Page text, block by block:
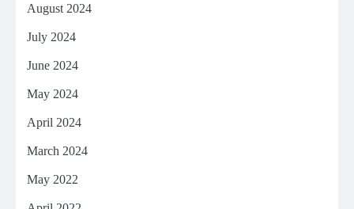
August 2024
July 2024
June 2024
May 2024
April 2024
March 2024
May 2022